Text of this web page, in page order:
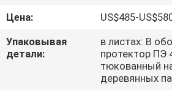
СВЯЖИТЕСЬ
С
НАМИ
Цена:
US$485-
Упаковывая
детали:
в листах: В
протектор ПЭ
тюкованный
деревянных